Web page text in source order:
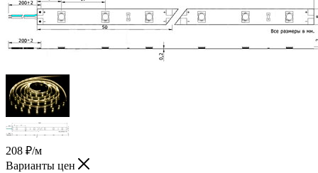
208 ₽/м
Варианты цен